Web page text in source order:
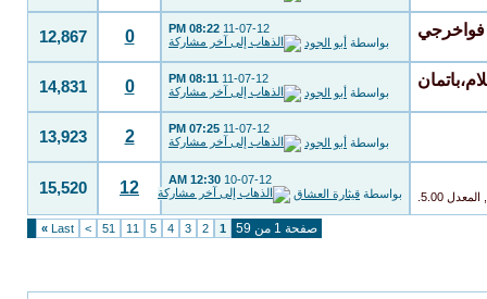
11-07-12
08:22 PM
بواسطة أبو الجود 0
12,867
11-07-12
08:11 PM
بواسطة أبو الجود 0
14,831
11-07-12
07:25 PM
بواسطة أبو الجود 2
13,923
10-07-12
12:30 AM
بواسطة قيثارة العشاق 12
15,520
صفحة 1 من 59 1
2
3
4
5
11
51
>
Last
»